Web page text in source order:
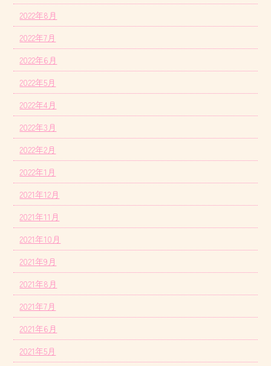
2022年8月
2022年7月
2022年6月
2022年5月
2022年4月
2022年3月
2022年2月
2022年1月
2021年12月
2021年11月
2021年10月
2021年9月
2021年8月
2021年7月
2021年6月
2021年5月